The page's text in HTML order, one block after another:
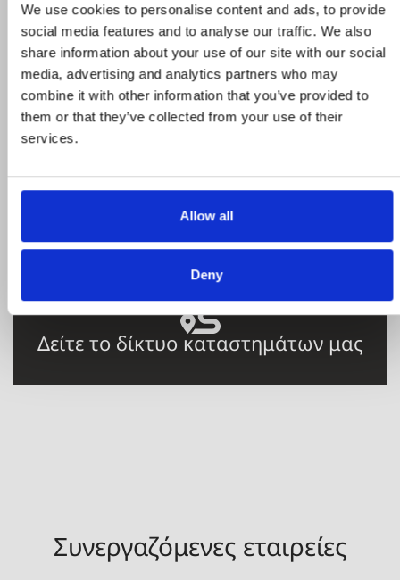
We use cookies to personalise content and ads, to provide
social media features and to analyse our traffic. We also
share information about your use of our site with our social
media, advertising and analytics partners who may
combine it with other information that you’ve provided to
them or that they’ve collected from your use of their
services.
Allow all
Deny
Δείτε ολα τα προϊόντα μας που εχουν
προσφορά και επωφεληθείτε για τις αγορές
σας
STROMECO
Η εταιρεία, καταστήματα, μεταφορικός
Δείτε το δίκτυο καταστημάτων μας
Συνεργαζόμενες εταιρείες